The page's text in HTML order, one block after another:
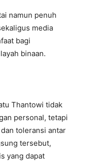
namun penuh
media
bagi
binaan.
Thantowi tidak
personal, tetapi
toleransi antar
tersebut,
yang dapat